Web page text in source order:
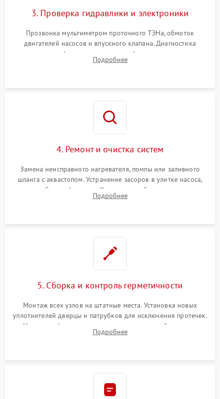
3. Проверка гидравлики и электроники
Прозвонка мультиметром проточного ТЭНа, обмоток
двигателей насосов и впускного клапана. Диагностика
прессостата (датчика уровня воды), датчика мутности,
концевика дверцы и электронного модуля управления.
Подробнее
4. Ремонт и очистка систем
Замена неисправного нагревателя, помпы или заливного
шланга с аквастопом. Устранение засоров в улитке насоса,
патрубках и фильтрах. Компонентный ремонт платы
управления, восстановление поврежденной проводки.
Подробнее
5. Сборка и контроль герметичности
Монтаж всех узлов на штатные места. Установка новых
уплотнителей дверцы и патрубков для исключения протечек.
Надежная фиксация хомутов гидравлической системы,
сборка корпуса и установка датчика поплавка.
Подробнее